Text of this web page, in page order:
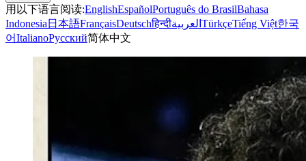
用以下语言阅读:EnglishEspañolPortuguês do BrasilBahasa
Indonesia 日本語FrançaisDeutschहिन्दीالعربية TürkçeTiếng Việt한국
어ItalianoРусский简体中文